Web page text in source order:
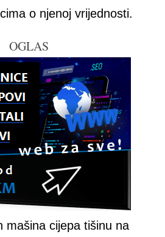
o njenoj vrijednosti.
OGLAS
mašina cijepa tišinu na